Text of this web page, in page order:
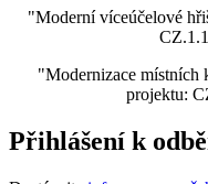
"Moderní víceúčelové
"Modernizace místních
projektu:
Přihlášení k